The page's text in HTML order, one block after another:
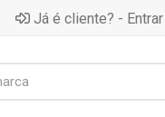
Já é cliente? - Entrar